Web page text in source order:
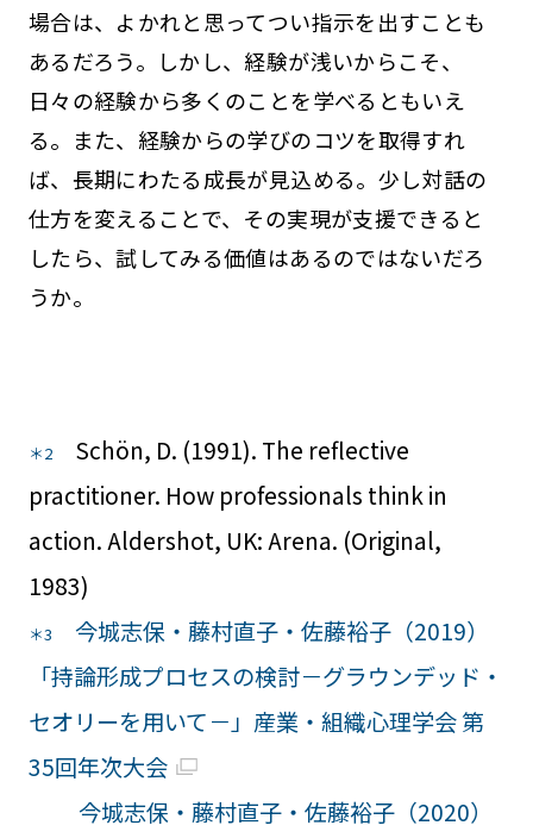
場合は、よかれと思ってつい指示を出すことも
あるだろう。しかし、経験が浅いからこそ、
日々の経験から多くのことを学べるともいえ
る。また、経験からの学びのコツを取得すれ
ば、長期にわたる成長が見込める。少し対話の
仕方を変えることで、その実現が支援できると
したら、試してみる価値はあるのではないだろ
うか。
＊2Schön, D. (1991). The reflective
practitioner. How professionals think in
action. Aldershot, UK: Arena. (Original,
1983)
＊3
今城志保・藤村直子・佐藤裕子（2019）
「持論形成プロセスの検討－グラウンデッド・
セオリーを用いて－」産業・組織心理学会 第
35回年次大会
今城志保・藤村直子・佐藤裕子（2020）